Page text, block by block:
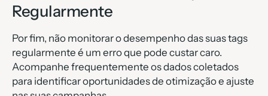
Regularmente
Por fim, não monitorar o desempenho das suas tags
regularmente é um erro que pode custar caro.
Acompanhe frequentemente os dados coletados
para identificar oportunidades de otimização e ajuste